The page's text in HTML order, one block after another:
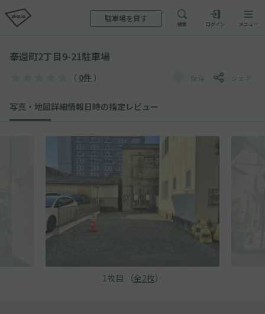
駐車場を貸す
検索 ログイン メニュー
奉還町2丁目9-21駐車場
（ 0件 ） 保存 シェア
写真・地図詳細情報日時の指定 レビュー
1 枚目 （全2枚）